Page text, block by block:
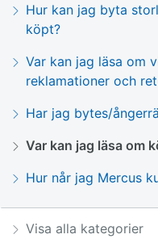
Hur kan jag byta
köpt?
Var kan jag läsa om
reklamationer och
Har jag bytes/
Var kan jag läsa om
Hur når jag Mercus
Visa alla kategorier